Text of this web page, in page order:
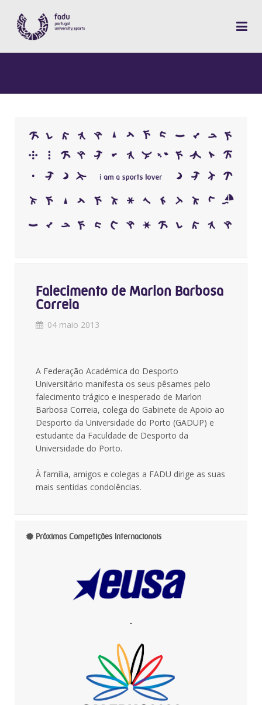
Falecimento de Marlon Barbosa
Correia
04 maio 2013
A Federação Académica do Desporto
Universitário manifesta os seus pêsames pelo
falecimento trágico e inesperado de Marlon
Barbosa Correia, colega do Gabinete de Apoio ao
Desporto da Universidade do Porto (GADUP) e
estudante da Faculdade de Desporto da
Universidade do Porto.
À família, amigos e colegas a FADU dirige as suas
mais sentidas condolências.
Próximas Competições Internacionais
-